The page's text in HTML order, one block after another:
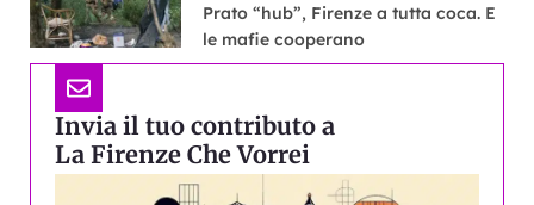
Prato “hub”, Firenze a tutta coca. E
le mafie cooperano
Invia il tuo contributo a
La Firenze Che Vorrei